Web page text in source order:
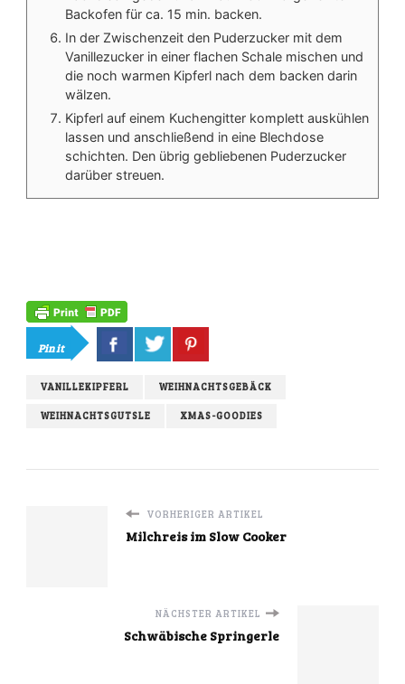
Backofen für ca. 15 min. backen.
In der Zwischenzeit den Puderzucker mit dem
Vanillezucker in einer flachen Schale mischen und
die noch warmen Kipferl nach dem backen darin
wälzen.
Kipferl auf einem Kuchengitter komplett auskühlen
lassen und anschließend in eine Blechdose
schichten. Den übrig gebliebenen Puderzucker
darüber streuen.
Pin it
VANILLEKIPFERL WEIHNACHTSGEBÄCK
WEIHNACHTSGUTSLE XMAS-GOODIES
VORHERIGER ARTIKEL
Milchreis im Slow Cooker
NÄCHSTER ARTIKEL
Schwäbische Springerle